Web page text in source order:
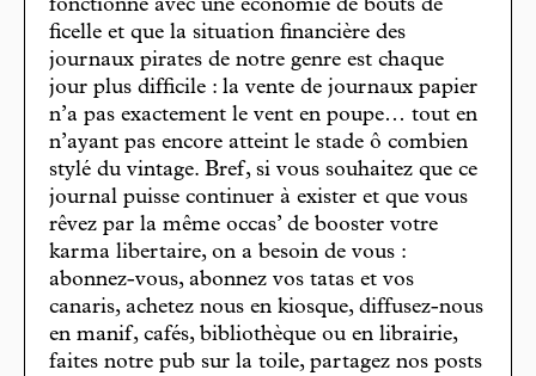
fonctionne avec une économie de bouts de
ficelle et que la situation financière des
journaux pirates de notre genre est chaque
jour plus difficile : la vente de journaux papier
n’a pas exactement le vent en poupe… tout en
n’ayant pas encore atteint le stade ô combien
stylé du vintage. Bref, si vous souhaitez que ce
journal puisse continuer à exister et que vous
rêvez par la même occas’ de booster votre
karma libertaire, on a besoin de vous :
abonnez-vous, abonnez vos tatas et vos
canaris, achetez nous en kiosque, diffusez-nous
en manif, cafés, bibliothèque ou en librairie,
faites notre pub sur la toile, partagez nos posts